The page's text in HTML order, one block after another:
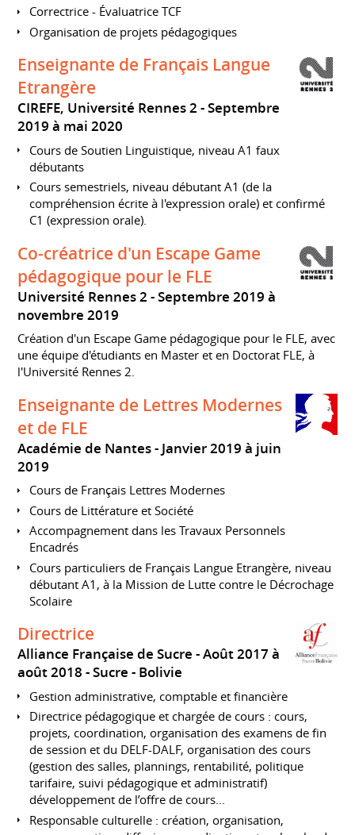
Correctrice - Évaluatrice TCF
Organisation de projets pédagogiques
Enseignante de Français Langue
Etrangère
CIREFE, Université Rennes 2
Septembre
2019 à mai 2020
Cours de Soutien Linguistique, niveau A1 faux
débutants
Cours semestriels, niveau débutant A1 (de la
compréhension écrite à l'expression orale) et confirmé
C1 (expression orale).
Co-créatrice d'un Escape Game
pédagogique pour le FLE
Université Rennes 2
Septembre 2019 à
novembre 2019
Création d'un Escape Game pédagogique pour le FLE, avec
une équipe d'étudiants en Master et en Doctorat FLE, à
l'Université Rennes 2.
Enseignante de Lettres Modernes
et de FLE
Académie de Nantes
Janvier 2019 à juin
2019
Cours de Français Lettres Modernes
Cours de Littérature et Société
Accompagnement dans les Travaux Personnels
Encadrés
Cours particuliers de Français Langue Etrangère, niveau
débutant A1, à la Mission de Lutte contre le Décrochage
Scolaire
Directrice
Alliance Française de Sucre
Août 2017 à
août 2018 Sucre Bolivie
Gestion administrative, comptable et financière
Directrice pédagogique et chargée de cours : cours,
projets, coordination, organisation des examens de fin
de session et du DELF-DALF, organisation des cours
(gestion des salles, plannings, rentabilité, politique
tarifaire, suivi pédagogique et administratif)
développement de l’offre de cours...
Responsable culturelle : création, organisation,